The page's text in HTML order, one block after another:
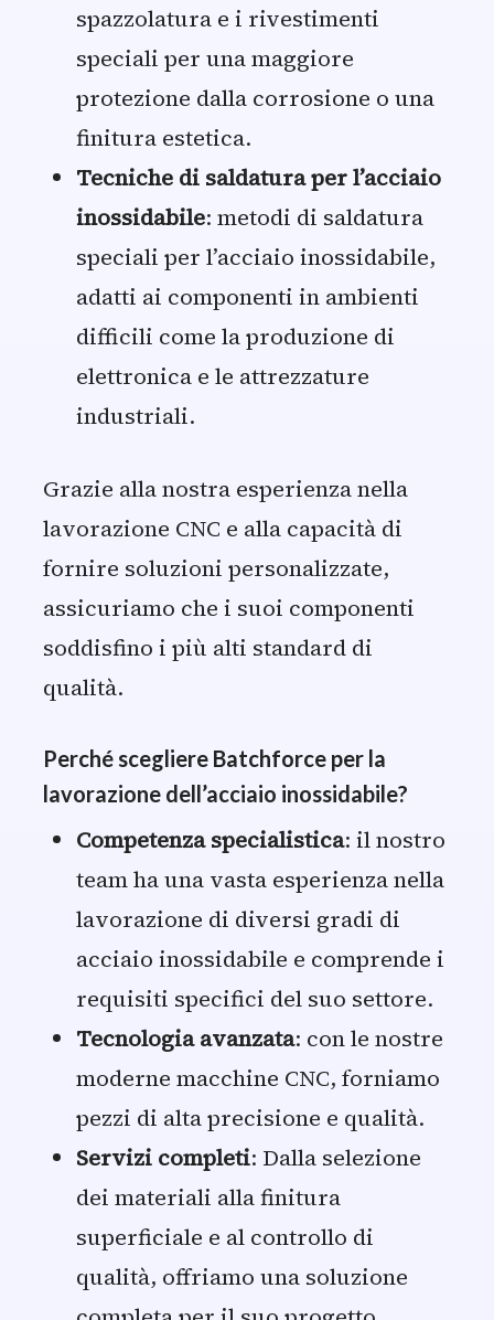
spazzolatura e i rivestimenti
speciali per una maggiore
protezione dalla corrosione o una
finitura estetica.
Tecniche di saldatura per l’acciaio
inossidabile: metodi di saldatura
speciali per l’acciaio inossidabile,
adatti ai componenti in ambienti
difficili come la produzione di
elettronica e le attrezzature
industriali.
Grazie alla nostra esperienza nella
lavorazione CNC e alla capacità di
fornire soluzioni personalizzate,
assicuriamo che i suoi componenti
soddisfino i più alti standard di
qualità.
Perché scegliere Batchforce per la
lavorazione dell’acciaio inossidabile?
Competenza specialistica: il nostro
team ha una vasta esperienza nella
lavorazione di diversi gradi di
acciaio inossidabile e comprende i
requisiti specifici del suo settore.
Tecnologia avanzata: con le nostre
moderne macchine CNC, forniamo
pezzi di alta precisione e qualità.
Servizi completi: Dalla selezione
dei materiali alla finitura
superficiale e al controllo di
qualità, offriamo una soluzione